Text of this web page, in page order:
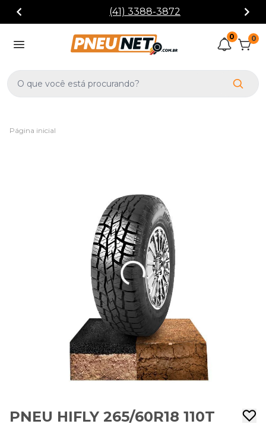
(41) 3388-3872
0 0
Página inicial
PNEU HIFLY 265/60R18 110T